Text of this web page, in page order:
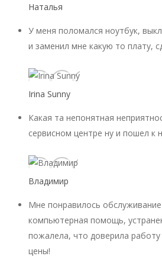
Наталья
У меня поломался ноутбук,
и заменил мне какую то плату,
Irina Sunny
Какая та непонятная
сервисном центре ну и пошел к
Владимир
Мне понравилось
компьютерная помощь,
пожалела, что доверила работу
цены!